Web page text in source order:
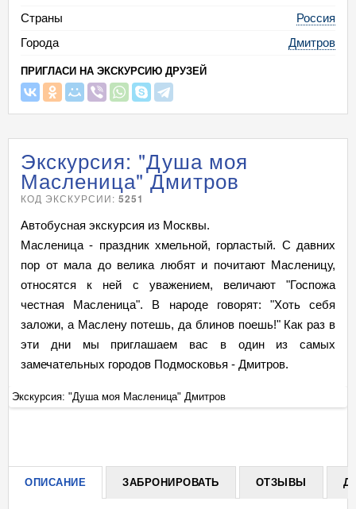
Страны
Россия
Города
Дмитров
ПРИГЛАСИ НА ЭКСКУРСИЮ ДРУЗЕЙ
Экскурсия: "Душа моя
Масленица" Дмитров
КОД ЭКСКУРСИИ:5251
Автобусная экскурсия из Москвы.
Масленица - праздник хмельной, горластый. С давних
пор от мала до велика любят и почитают Масленицу,
относятся к ней с уважением, величают "Госпожа
честная Масленица". В народе говорят: "Хоть себя
заложи, а Маслену потешь, да блинов поешь!" Как раз в
эти дни мы приглашаем вас в один из самых
замечательных городов Подмосковья - Дмитров.
Экскурсия: "Душа моя Масленица" Дмитров
ОПИСАНИЕ ЗАБРОНИРОВАТЬ ОТЗЫВЫ